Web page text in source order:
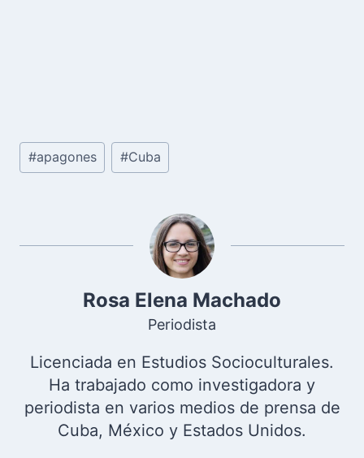
Etiquetas
de
#apagones #Cuba
Rosa Elena Machado
Periodista
Licenciada en Estudios Socioculturales.
Ha trabajado como investigadora y
periodista en varios medios de prensa de
Cuba, México y Estados Unidos.